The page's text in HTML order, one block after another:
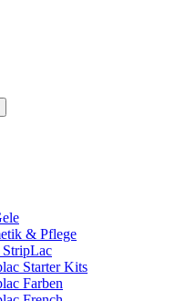
& Pflege
StripLac
Starter Kits
Farben